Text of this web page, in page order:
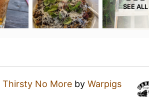
SEE ALL
Thirsty No More by Warpigs